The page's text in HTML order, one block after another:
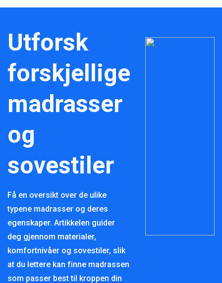
Utforsk
forskjellige
madrasser
og
sovestiler
Få en oversikt over de ulike
typene madrasser og deres
egenskaper. Artikkelen guider
deg gjennom materialer,
komfortnivåer og sovestiler, slik
at du lettere kan finne madrassen
som passer best til kroppen din